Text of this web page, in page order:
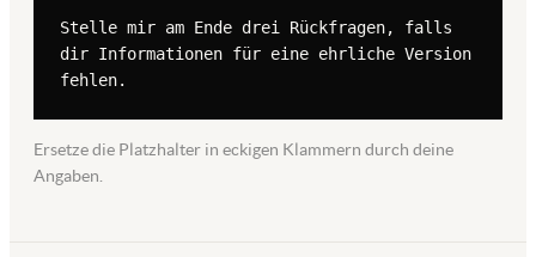
Stelle mir am Ende drei Rückfragen, falls
dir Informationen für eine ehrliche Version
fehlen.
Ersetze die Platzhalter in eckigen Klammern durch deine
Angaben.